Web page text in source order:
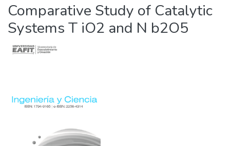
Comparative Study of Catalytic
Systems T iO2 and N b2O5